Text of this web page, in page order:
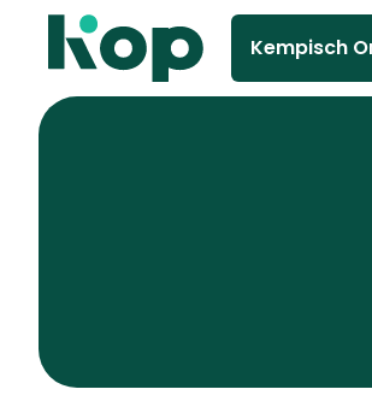
Kempisch